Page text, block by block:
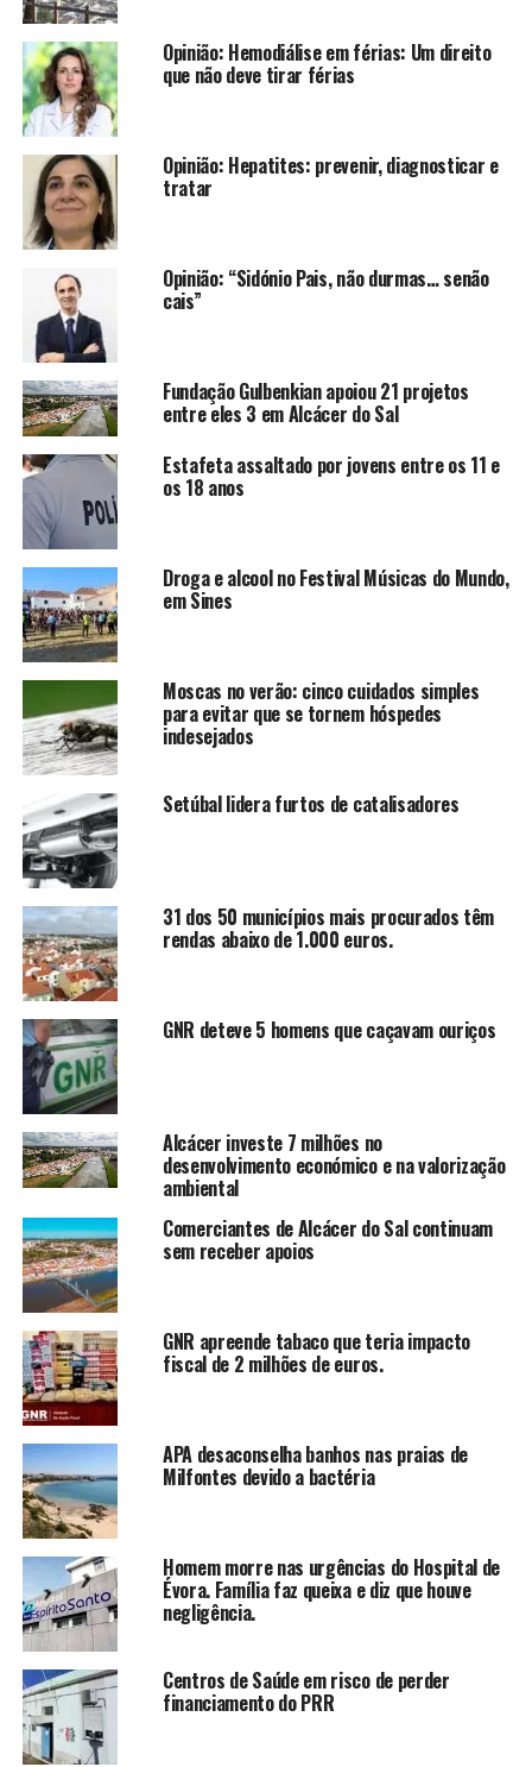
Opinião: Hemodiálise em férias: Um direito
que não deve tirar férias
Opinião: Hepatites: prevenir, diagnosticar e
tratar
Opinião: “Sidónio Pais, não durmas… senão
cais”
Fundação Gulbenkian apoiou 21 projetos
entre eles 3 em Alcácer do Sal
Estafeta assaltado por jovens entre os 11 e
os 18 anos
Droga e alcool no Festival Músicas do Mundo,
em Sines
Moscas no verão: cinco cuidados simples
para evitar que se tornem hóspedes
indesejados
Setúbal lidera furtos de catalisadores
31 dos 50 municípios mais procurados têm
rendas abaixo de 1.000 euros.
GNR deteve 5 homens que caçavam ouriços
Alcácer investe 7 milhões no
desenvolvimento económico e na valorização
ambiental
Comerciantes de Alcácer do Sal continuam
sem receber apoios
GNR apreende tabaco que teria impacto
fiscal de 2 milhões de euros.
APA desaconselha banhos nas praias de
Milfontes devido a bactéria
Homem morre nas urgências do Hospital de
Évora. Família faz queixa e diz que houve
negligência.
Centros de Saúde em risco de perder
financiamento do PRR